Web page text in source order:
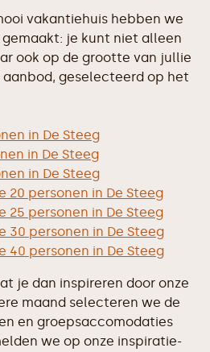
vakantiehuis hebben we
je kunt niet alleen
ook op de grootte van jullie
aanbod, geselecteerd op het
in De Steeg
in De Steeg
in De Steeg
personen in De Steeg
personen in De Steeg
30 personen in De Steeg
40 personen in De Steeg
je dan inspireren door onze
maand selecteren we de
en groepsaccomodaties
we op onze inspiratie-